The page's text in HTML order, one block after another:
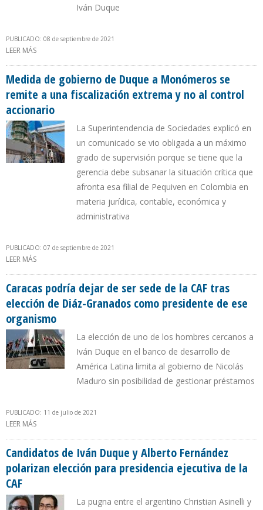
Iván Duque
PUBLICADO: 08 de septiembre de 2021
LEER MÁS
MÉXICO
Medida de gobierno de Duque a Monómeros se
remite a una fiscalización extrema y no al control
accionario
La Superintendencia de Sociedades explicó en
un comunicado se vio obligada a un máximo
grado de supervisión porque se tiene que la
gerencia debe subsanar la situación crítica que
afronta esa filial de Pequiven en Colombia en
materia jurídica, contable, económica y
administrativa
PUBLICADO: 07 de septiembre de 2021
LEER MÁS
ACCIONARIO
Caracas podría dejar de ser sede de la CAF tras
elección de Diáz-Granados como presidente de ese
organismo
La elección de uno de los hombres cercanos a
Iván Duque en el banco de desarrollo de
América Latina limita al gobierno de Nicolás
Maduro sin posibilidad de gestionar préstamos
PUBLICADO: 11 de julio de 2021
LEER MÁS
ORGANISMO
Candidatos de Iván Duque y Alberto Fernández
polarizan elección para presidencia ejecutiva de la
CAF
La pugna entre el argentino Christian Asinelli y